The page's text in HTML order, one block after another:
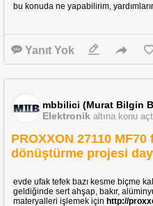
bu konuda ne yapabilirim,
Yanıt Yok
mbbilici (Murat Bilgin
Elektronik altına konu
PROXXON 27110
dönüştürme projesi
evde ufak tefek bazı kesme biçme
geldiğinde sert ahşap, bakır,
materyalleri işlemek için http://